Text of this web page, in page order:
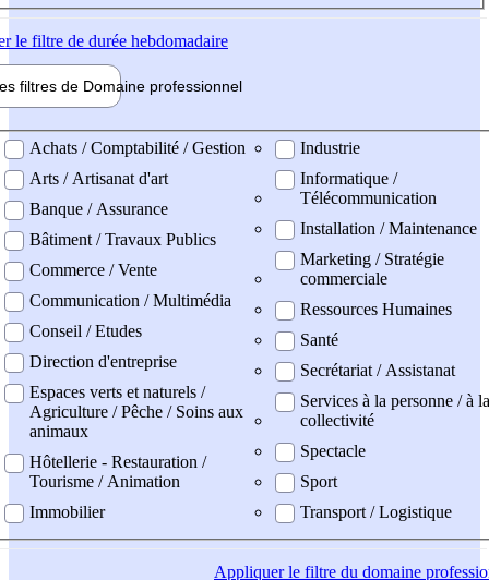
le filtre de durée hebdomadaire
filtres de Domaine professionnel
professionel
Achats / Comptabilité / Gestion
Arts / Artisanat d'art
Banque / Assurance
Bâtiment / Travaux Publics
Commerce / Vente
Communication / Multimédia
Conseil / Etudes
Direction d'entreprise
Espaces verts et naturels /
Agriculture / Pêche / Soins aux
animaux
Hôtellerie - Restauration /
Tourisme / Animation
Immobilier
Industrie
Informatique /
Télécommunication
Installation / Maintenance
Marketing / Stratégie
commerciale
Ressources Humaines
Santé
Secrétariat / Assistanat
Services à la personne / à la
collectivité
Spectacle
Sport
Transport / Logistique
Appliquerle filtre du domaine